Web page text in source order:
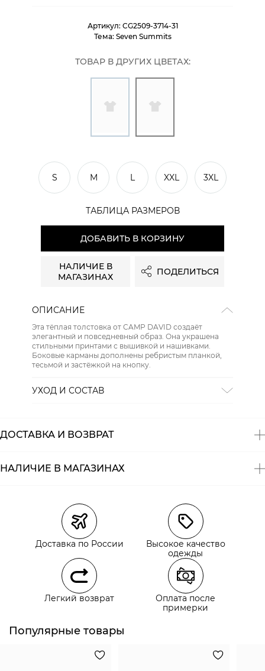
Артикул: CG2509-3714-31
Тема: Seven Summits
ТОВАР В ДРУГИХ ЦВЕТАХ:
S M L XXL 3XL
ТАБЛИЦА РАЗМЕРОВ
ДОБАВИТЬ В КОРЗИНУ
НАЛИЧИЕ В
МАГАЗИНАХ
ПОДЕЛИТЬСЯ
ОПИСАНИЕ
Эта тёплая толстовка от CAMP DAVID создаёт
элегантный и повседневный образ. Она украшена
стильными принтами с вышивкой и нашивками.
Боковые карманы дополнены ребристым планкой,
тесьмой и застёжкой на кнопку.
УХОД И СОСТАВ
ГЛАЖЕНИЕ:не гладить горячим (макс. 110 °)
ДОСТАВКА И ВОЗВРАТ
Курьерская доставка СДЭК
Самовывоз из пункта выдачи СДЭК
Самовывоз из наших магазинов
Курьерская доставка СДЭК
Самовывоз из пункта выдачи СДЭК
НАЛИЧИЕ В МАГАЗИНАХ
Доставка по России
Высокое качество
одежды
Легкий возврат
Оплата после
примерки
Популярные товары